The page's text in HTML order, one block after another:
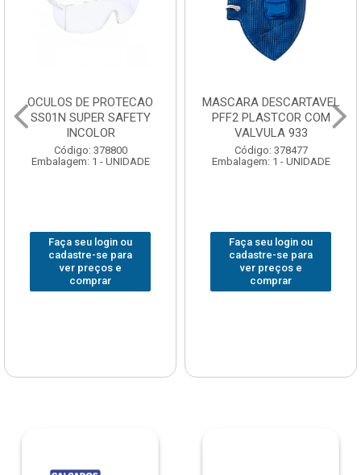
OCULOS DE PROTECAO
SS01N SUPER SAFETY
INCOLOR
Código: 378800
Embalagem: 1 - UNIDADE
Faça seu login ou
cadastre-se para
ver preços e
comprar
MASCARA DESCARTAVEL
PFF2 PLASTCOR COM
VALVULA 933
Código: 378477
Embalagem: 1 - UNIDADE
Faça seu login ou
cadastre-se para
ver preços e
comprar